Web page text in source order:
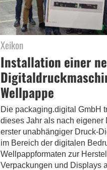
Xeikon
Installation einer
Wellpappe
Die packaging.digital GmbH
dieses Jahr als nach eigener
erster unabhängiger Druck-
im Bereich der digitalen
Wellpappformaten zur
Verpackungen und Displays